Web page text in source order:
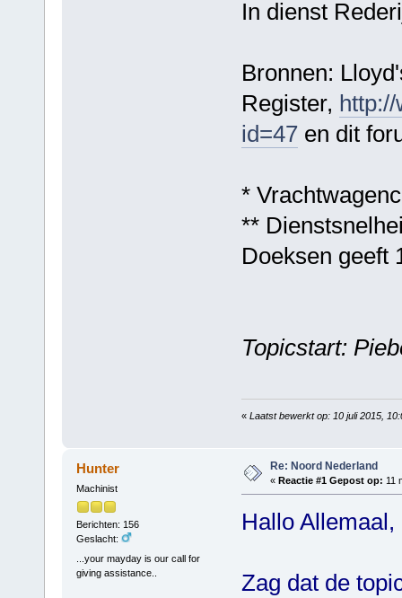
In dienst
Bronnen:
Register,
id=47en dit
*
**
Doeksen geeft
Topicstart:
« Laatst bewerkt op: 10 juli 2015,
Hunter
Machinist
Berichten: 156
Geslacht:
...your mayday is our call for
giving assistance..
Re: Noord Nederland
« Reactie #1 Gepost op: 11
Hallo Allemaal,
Zag dat de